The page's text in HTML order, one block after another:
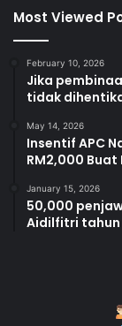
Most Viewed
February 10, 2026
Jika
tidak
May 14, 2026
Insentif APC
RM2,000
January 15, 2026
50,000
Aidilfitri tahun